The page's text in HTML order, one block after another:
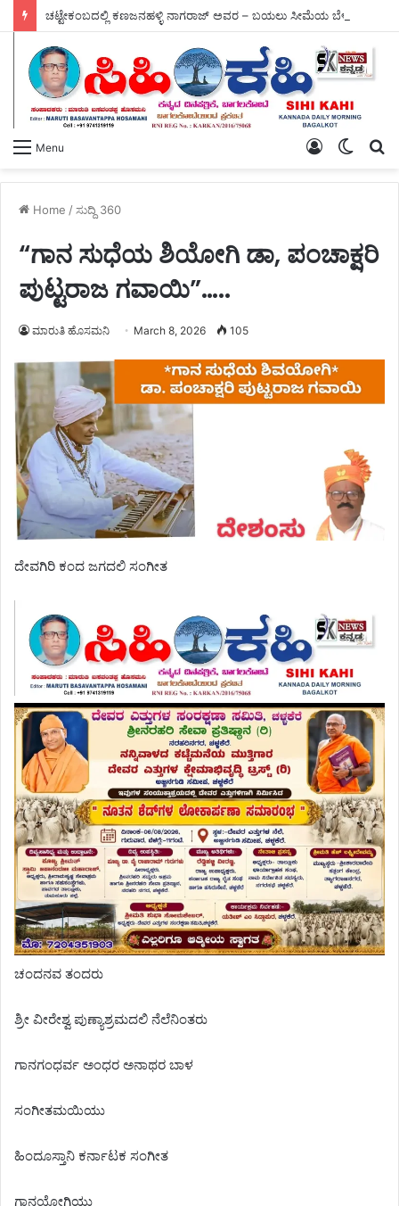
Menu
Switch
Log
Home /ಸುದ್ದಿ 360
“ಗಾನ ಸುಧೆಯ ಶಿಯೋಗಿ ಡಾ, ಪಂಚಾಕ್ಷರಿ
ಪುಟ್ಟರಾಜ ಗವಾಯಿ”…..
ಮಾರುತಿ ಹೊಸಮನಿ March 8, 2026 105
ದೇವಗಿರಿ ಕಂದ ಜಗದಲಿ ಸಂಗೀತ
ಚಂದನವ ತಂದರು
ಶ್ರೀ ವೀರೇಶ್ವ ಪುಣ್ಯಾಶ್ರಮದಲಿ ನೆಲೆನಿಂತರು
ಗಾನಗಂಧರ್ವ ಅಂಧರ ಅನಾಥರ ಬಾಳ
ಸಂಗೀತಮಯಿಯು
ಹಿಂದೂಸ್ತಾನಿ ಕರ್ನಾಟಕ ಸಂಗೀತ
ಗಾನಯೋಗಿಯು